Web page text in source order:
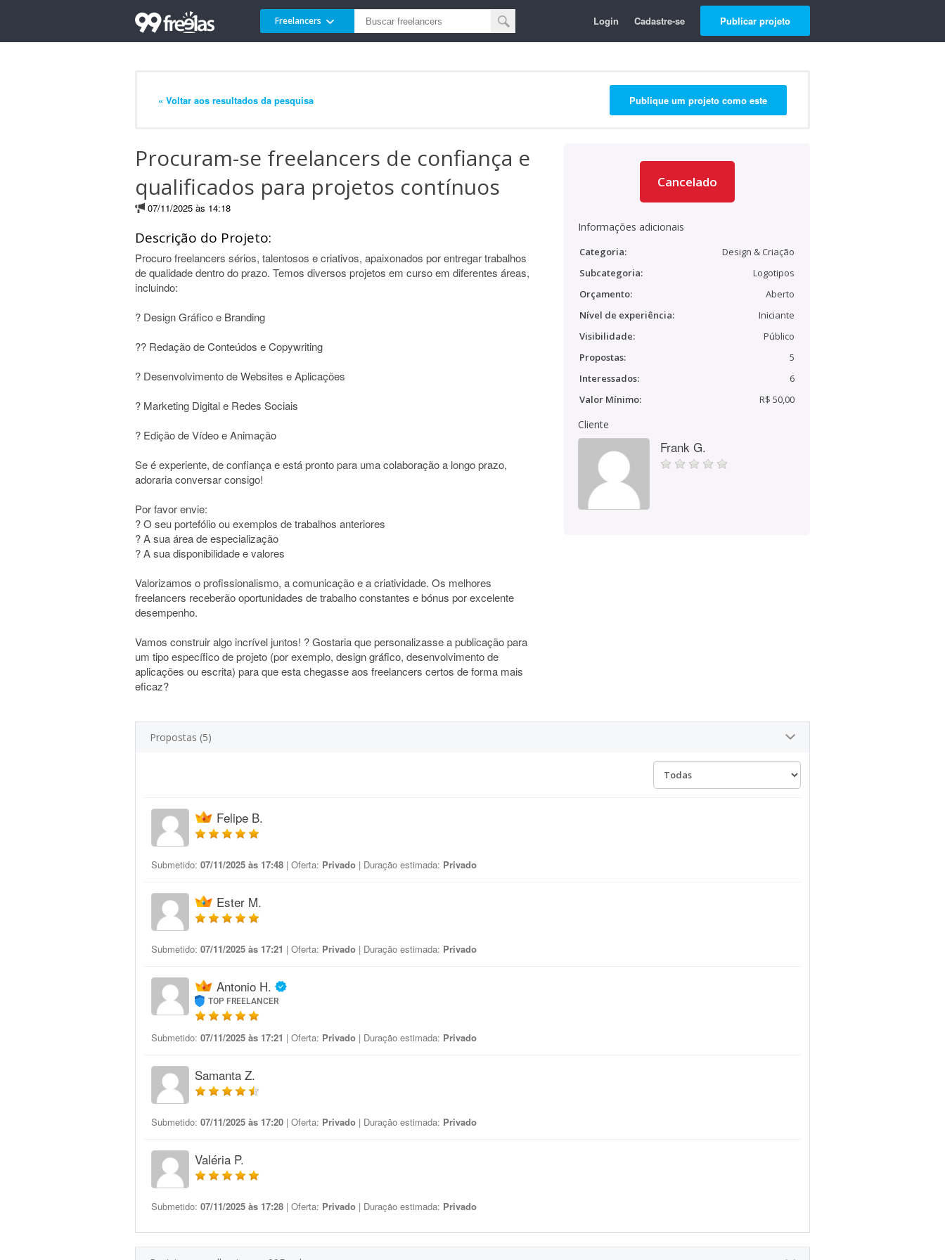
Freelancers Login Cadastre-se Publicar projeto
« Voltar aos resultados da pesquisa Publique um projeto como este
Procuram-se freelancers de confiança e
qualificados para projetos contínuos
07/11/2025 às 14:18
Descrição do Projeto:
Procuro freelancers sérios, talentosos e criativos, apaixonados por entregar trabalhos
de qualidade dentro do prazo. Temos diversos projetos em curso em diferentes áreas,
incluindo:
? Design Gráfico e Branding
?? Redação de Conteúdos e Copywriting
? Desenvolvimento de Websites e Aplicações
? Marketing Digital e Redes Sociais
? Edição de Vídeo e Animação
Se é experiente, de confiança e está pronto para uma colaboração a longo prazo,
adoraria conversar consigo!
Por favor envie:
? O seu portefólio ou exemplos de trabalhos anteriores
? A sua área de especialização
? A sua disponibilidade e valores
Valorizamos o profissionalismo, a comunicação e a criatividade. Os melhores
freelancers receberão oportunidades de trabalho constantes e bónus por excelente
desempenho.
Vamos construir algo incrível juntos! ? Gostaria que personalizasse a publicação para
um tipo específico de projeto (por exemplo, design gráfico, desenvolvimento de
aplicações ou escrita) para que esta chegasse aos freelancers certos de forma mais
eficaz?
Cancelado
Informações adicionais
Categoria:
Design & Criação
Subcategoria:
Logotipos
Orçamento:
Aberto
Nível de experiência:
Iniciante
Visibilidade:
Público
Propostas:
5
Interessados:
6
Valor Mínimo:
R$ 50,00
Cliente
Frank G.
Propostas (5)
Felipe B.
Submetido: 07/11/2025 às 17:48 | Oferta: Privado | Duração estimada: Privado
Ester M.
Submetido: 07/11/2025 às 17:21 | Oferta: Privado | Duração estimada: Privado
Antonio H.
TOP FREELANCER
Submetido: 07/11/2025 às 17:21 | Oferta: Privado | Duração estimada: Privado
Samanta Z.
Submetido: 07/11/2025 às 17:20 | Oferta: Privado | Duração estimada: Privado
Valéria P.
Submetido: 07/11/2025 às 17:28 | Oferta: Privado | Duração estimada: Privado